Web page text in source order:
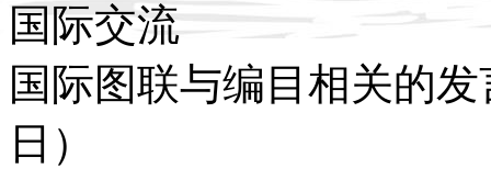
国际交流
国际图联与编目相关的
日）